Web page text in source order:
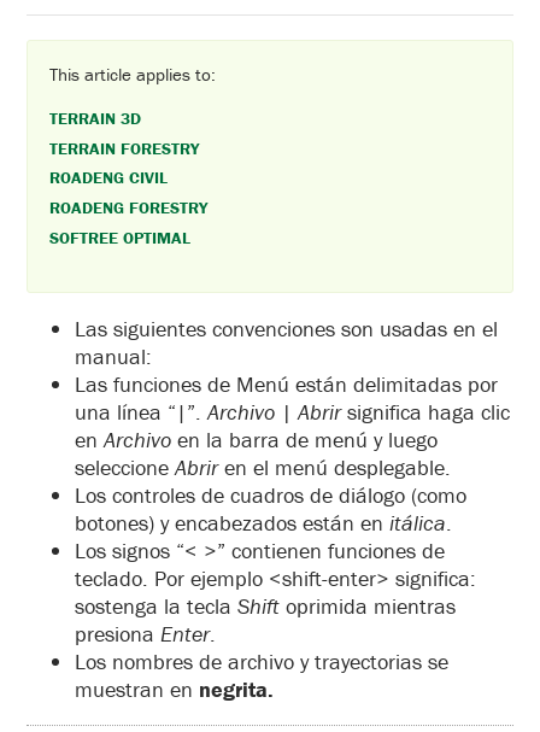
This article applies to:
TERRAIN 3D
TERRAIN FORESTRY
ROADENG CIVIL
ROADENG FORESTRY
SOFTREE OPTIMAL
Las siguientes convenciones son usadas en el
manual:
Las funciones de Menú están delimitadas por
una línea “|”.Archivo |Abrirsignifica haga clic
enArchivo en la barra de menú y luego
seleccioneAbriren el menú desplegable.
Los controles de cuadros de diálogo (como
botones) y encabezados están en itálica.
Los signos “< >” contienen funciones de
teclado. Por ejemplo <shift-enter> significa:
sostenga la tecla Shift oprimida mientras
presiona Enter.
Los nombres de archivo y trayectorias se
muestran en negrita.